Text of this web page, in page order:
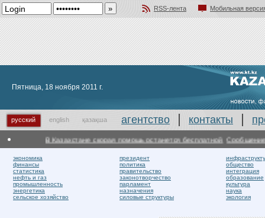
RSS-лента
Мобильная
Пятница, 18 ноября 2011 г.
русский english қазақша агентство контакты
В Казахстане скорая помощь останется бесплатной Сообщение о
экономика
финансы
статистика
нефть и газ
промышленность
энергетика
сельское хозяйство
президент
политика
правительство
законотворчество
парламент
назначения
силовые структуры
общество
интеграция
образование
культура
наука
экология